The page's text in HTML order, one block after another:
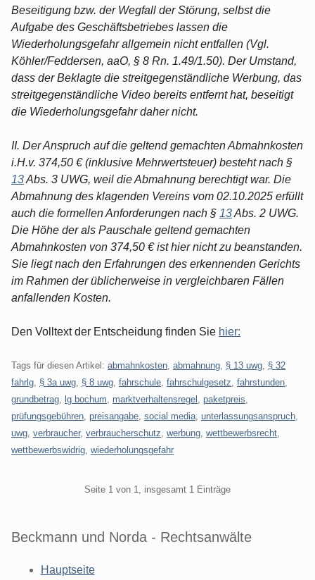
Beseitigung bzw. der Wegfall der Störung, selbst die
Aufgabe des Geschäftsbetriebes lassen die
Wiederholungsgefahr allgemein nicht entfallen (Vgl.
Köhler/Feddersen, aaO, § 8 Rn. 1.49/1.50). Der Umstand,
dass der Beklagte die streitgegenständliche Werbung, das
streitgegenständliche Video bereits entfernt hat, beseitigt
die Wiederholungsgefahr daher nicht.
II. Der Anspruch auf die geltend gemachten Abmahnkosten
i.H.v. 374,50 € (inklusive Mehrwertsteuer) besteht nach §
13Abs. 3 UWG, weil die Abmahnung berechtigt war. Die
Abmahnung des klagenden Vereins vom 02.10.2025 erfüllt
auch die formellen Anforderungen nach § 13Abs. 2 UWG.
Die Höhe der als Pauschale geltend gemachten
Abmahnkosten von 374,50 € ist hier nicht zu beanstanden.
Sie liegt nach den Erfahrungen des erkennenden Gerichts
im Rahmen der üblicherweise in vergleichbaren Fällen
anfallenden Kosten.
Den Volltext der Entscheidung finden Sie hier:
Tags für diesen Artikel: abmahnkosten abmahnung § 13 uwg § 32
fahrlg § 3a uwg § 8 uwg fahrschule fahrschulgesetz fahrstunden
grundbetrag
lg bochum marktverhaltensregel paketpreis
prüfungsgebühren preisangabe social media unterlassungsanspruch
uwg verbraucher, verbraucherschutz werbung wettbewerbsrecht
wettbewerbswidrig wiederholungsgefahr
Seite 1 von 1, insgesamt 1 Einträge
Beckmann und Norda - Rechtsanwälte
Hauptseite